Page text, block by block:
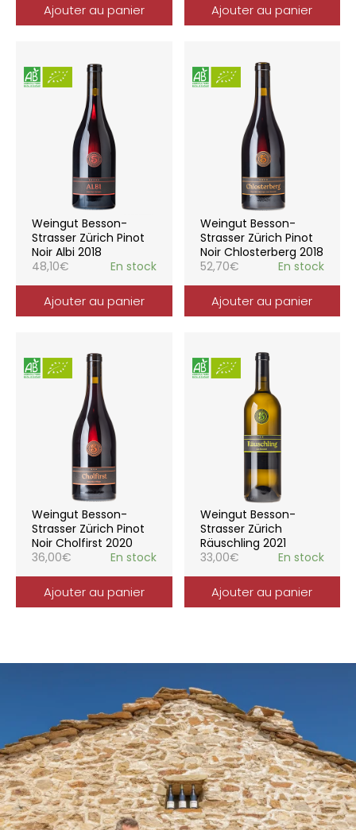
Ajouter au panier Ajouter au panier
Weingut Besson-
Strasser Zürich Pinot
Noir Albi 2018
48,10€ En stock
Ajouter au panier
Weingut Besson-
Strasser Zürich Pinot
Noir Chlosterberg 2018
52,70€ En stock
Ajouter au panier
Weingut Besson-
Strasser Zürich Pinot
Noir Cholfirst 2020
36,00€ En stock
Ajouter au panier
Weingut Besson-
Strasser Zürich
Räuschling 2021
33,00€ En stock
Ajouter au panier